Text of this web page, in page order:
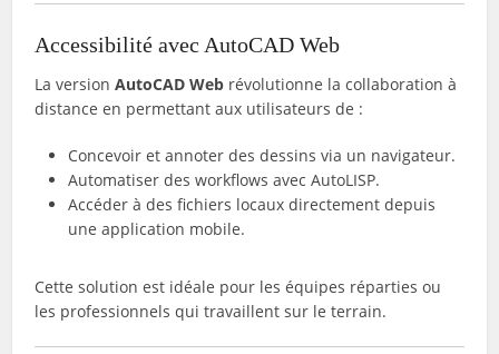
Accessibilité avec AutoCAD Web
La versionAutoCAD Web révolutionne la collaboration à
distance en permettant aux utilisateurs de :
Concevoir et annoter des dessins via un navigateur.
Automatiser des workflows avec AutoLISP.
Accéder à des fichiers locaux directement depuis
une application mobile.
Cette solution est idéale pour les équipes réparties ou
les professionnels qui travaillent sur le terrain.